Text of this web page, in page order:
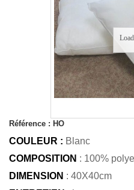
Référence : HO
COULEUR : Blanc
COMPOSITION : 100%
DIMENSION : 40X40cm